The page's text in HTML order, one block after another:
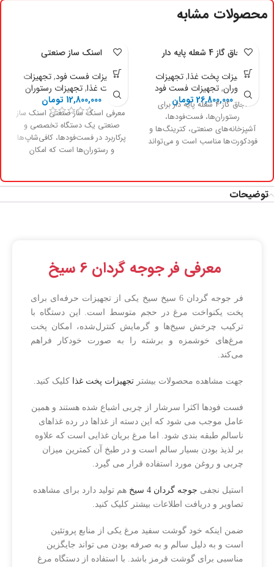
محصولات مشابه
اجاق گاز 4 شعله پایه دار
تجهیزات پخت غذا,تجهیزات
رستوران,تجهیزات فست فود
26,800,000 تومان
اجاق گاز 4 شعله پایه دار برای
رستوران‌ها، فست‌فودها،
آشپزخانه‌های صنعتی، کترینگ‌ها و
فودکورت‌ها مناسب است و می‌تواند
4 شعله پایه دار دارای مشعل صنعتی
و حرارت بالا است که امکان پخت
سریع و یکنواخت را فراهم می‌کند.
اسنک ساز صنعتی
تجهیزات فست فود,تجهیزات
پخت غذا,تجهیزات رستوران
12,800,000 تومان
معرفی اسنک ساز صنعتی اسنک ساز
صنعتی یک دستگاه تخصصی و
پرکاربرد در فست‌فودها، کافی‌شاپ‌ها
و رستوران‌ها است که امکان
توضیحات
معرفی فر جوجه گردان 6 سیخ
فر جوجه گردان 6 سیخ سیخ یکی از تجهیزات حرفه‌ای برای
پخت یکنواخت مرغ در حجم متوسط است. این دستگاه با
ترکیب چرخش سیخ‌ها و گرمایش کنترل‌شده، امکان پخت
مرغ‌های خوشمزه و برشته را به صورت خودکار فراهم
می‌کند.
جهت مشاهده محصولات بیشتر تجهیزات پخت غذا کلیک کنید.
فست فودها اکثرا سرشار از چربی اشباع شده هستند و همین
عامل موجب می شود که این دسته از غذاها در رده غذاهای
ناسالم طبقه بندی شود. اما مرغ بریان غذایی است که علاوه
بر لذیذ بودن بسیار سالم است و در طبخ آن کمترین میزان
چربی و روغن مورد استفاده قرار می گیرد.
استیل نجفی جوجه گردان 4 سیخ
هم تولید دارد برای مشاهده
تصاویر و دریافت اطلاعات بیشتر کلیک کنید.
ضمن اینکه خود گوشت سفید مرغ یکی از منابع پروتئین
است و به دلیل سالم و به صرفه بودن می تواند جایگزین
مناسبی برای گوشت قرمز باشد. با استفاده از دستگاه مرغ